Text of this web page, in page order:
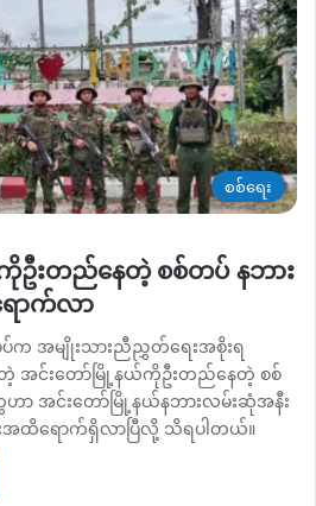
စစ်ရေး
ဦးတည်နေတဲ့ စစ်တပ် နဘား
ာက်လာ
ပ်က အမျိုးသားညီညွှတ်ရေးအစိုးရ
တဲ့ အင်းတော်မြို့နယ်ကိုဦးတည်နေတဲ့ စစ်
ာ အင်းတော်မြို့နယ်နဘားလမ်းဆုံအနီး
အထိရောက်ရှိလာပြီလို့ သိရပါတယ်။